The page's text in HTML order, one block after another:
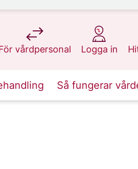
vårdpersonal
på 1177.se
Logga in
på 1177.se
Så fungerar